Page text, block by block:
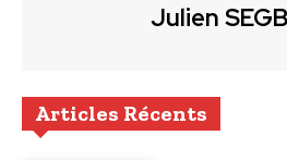
Julien
Articles Récents